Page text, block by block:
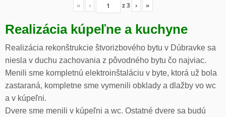
« ‹ z3 › »
Realizácia kúpeľne a kuchyne
Realizácia rekonštrukcie štvorizbového bytu v Dúbravke sa
niesla v duchu zachovania z pôvodného bytu čo najviac.
Menili sme kompletnú elektroinštaláciu v byte, ktorá už bola
zastaraná, kompletne sme vymenili obklady a dlažby vo wc
a v kúpeľni.
Dvere sme menili v kúpeľni a wc. Ostatné dvere sa budú